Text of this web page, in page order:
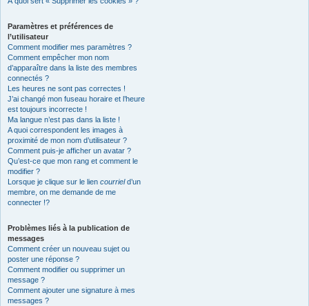
Paramètres et préférences de
l’utilisateur
Comment modifier mes paramètres ?
Comment empêcher mon nom
d’apparaître dans la liste des membres
connectés ?
Les heures ne sont pas correctes !
J’ai changé mon fuseau horaire et l’heure
est toujours incorrecte !
Ma langue n’est pas dans la liste !
A quoi correspondent les images à
proximité de mon nom d’utilisateur ?
Comment puis-je afficher un avatar ?
Qu’est-ce que mon rang et comment le
modifier ?
Lorsque je clique sur le lien courrield’un
membre, on me demande de me
connecter !?
Problèmes liés à la publication de
messages
Comment créer un nouveau sujet ou
poster une réponse ?
Comment modifier ou supprimer un
message ?
Comment ajouter une signature à mes
messages ?